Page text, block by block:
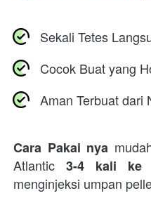
Sekali Tetes
Cocok Buat yang
Aman Terbuat dari
Cara Pakai nya
Atlantic
3-4 kali ke
menginjeksi umpan